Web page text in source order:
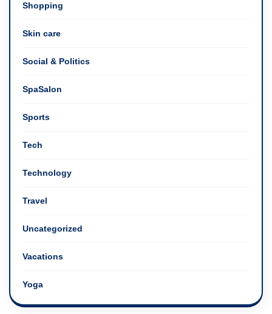
Shopping
Skin care
Social & Politics
SpaSalon
Sports
Tech
Technology
Travel
Uncategorized
Vacations
Yoga